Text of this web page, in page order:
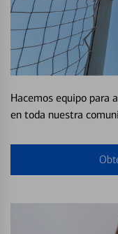
Hacemos equipo para
en toda nuestra